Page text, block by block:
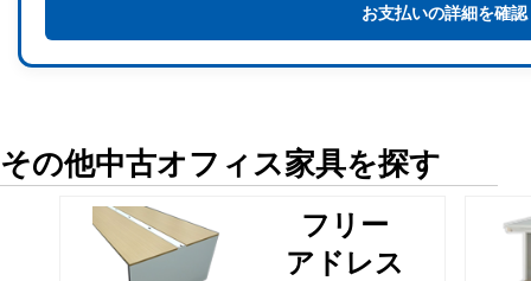
お支払いの詳細を確認
その他中古オフィス家具を探す
フリー
アドレス